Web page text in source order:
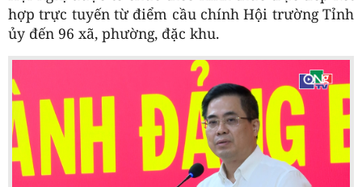
hợp trực tuyến từ điểm cầu chính Hội trường Tỉnh
ủy đến 96 xã, phường, đặc khu.